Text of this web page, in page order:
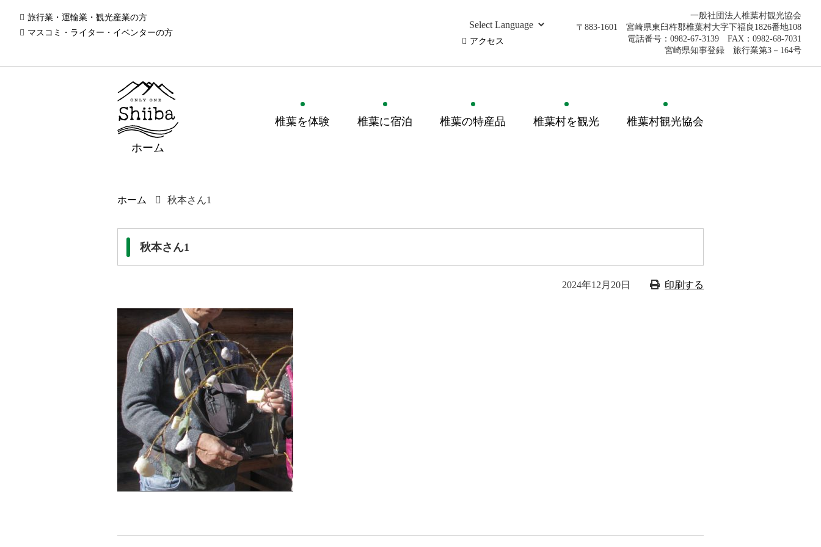
旅行業・運輸業・観光産業の方
マスコミ・ライター・イベンターの方
アクセス
一般社団法人椎葉村観光協会
〒883-1601 宮崎県東臼杵郡椎葉村大字下福良1826番地108
電話番号：0982-67-3139 FAX：0982-68-7031
宮崎県知事登録 旅行業第3－164号
ホーム
椎葉を体験 椎葉に宿泊 椎葉の特産品 椎葉村を観光 椎葉村観光協会
ホーム 秋本さん1
秋本さん1
2024年12月20日 印刷する